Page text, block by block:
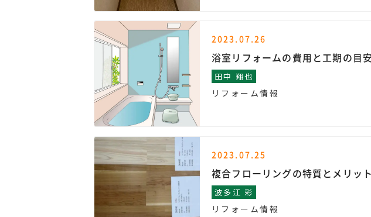
2023.07.26
浴室リフォームの費用と工期の目安
田中 翔也
リフォーム情報
2023.07.25
複合フローリングの特質とメリット
波多江 彩
リフォーム情報